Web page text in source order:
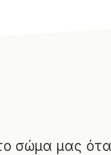
σώμα μας